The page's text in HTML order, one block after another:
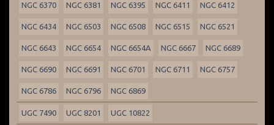
NGC 6370 NGC 6381 NGC 6395 NGC 6411 NGC 6412
NGC 6434 NGC 6503 NGC 6508 NGC 6515 NGC 6521
NGC 6643 NGC 6654 NGC 6654A NGC 6667 NGC 6689
NGC 6690 NGC 6691 NGC 6701 NGC 6711 NGC 6757
NGC 6786 NGC 6796 NGC 6869
UGC 7490 UGC 8201 UGC 10822